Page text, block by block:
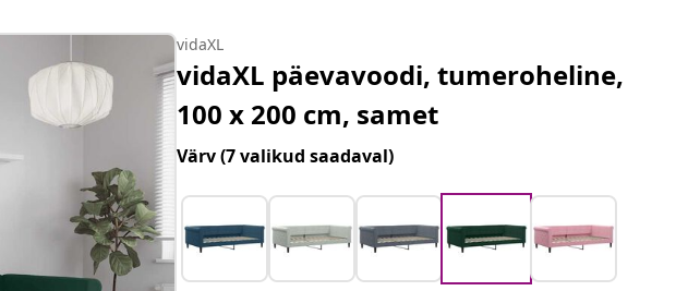
vidaXL
vidaXL päevavoodi, tumeroheline,
100 x 200 cm, samet
Värv(7 valikud saadaval)